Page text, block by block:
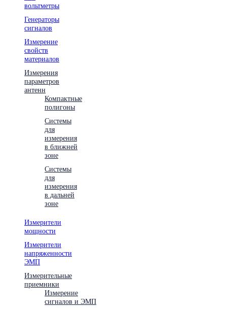
вольтметры
Генераторы
сигналов
Измерение
свойств
материалов
Измерения
параметров
антенн
Компактные
полигоны
Системы
для
измерения
в ближней
зоне
Системы
для
измерения
в дальней
зоне
Измерители
мощности
Измерители
напряженности
ЭМП
Измерительные
приемники
Измерение
сигналов и ЭМП